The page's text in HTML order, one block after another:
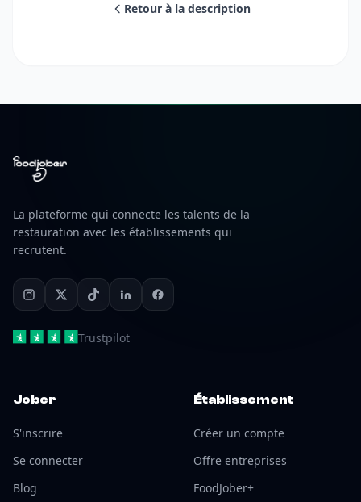
Retour à la description
La plateforme qui connecte les talents de la
restauration avec les établissements qui
recrutent.
Trustpilot
Jober
S'inscrire
Se connecter
Blog
Établissement
Créer un compte
Offre entreprises
FoodJober+